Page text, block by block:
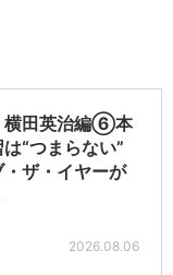
横田英治編⑥本
“つまらない”
ザ・イヤーが
2026.08.06